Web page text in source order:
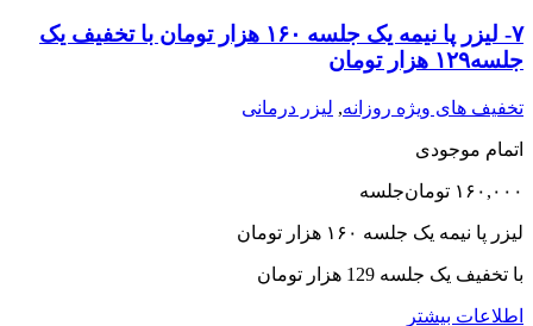
۷- لیزر پا نیمه یک جلسه ١۶٠ هزار تومان با تخفیف یک
جلسه۱۲۹ هزار تومان
تخفیف های ویژه روزانه, لیزر درمانی
اتمام موجودی
۱۶۰,۰۰۰ تومانجلسه
لیزر پا نیمه یک جلسه ١۶٠ هزار تومان
با تخفیف یک جلسه 129 هزار تومان
اطلاعات بیشتر